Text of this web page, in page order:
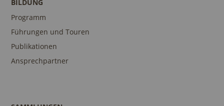
BILDUNG
Programm
Führungen und Touren
Publikationen
Ansprechpartner